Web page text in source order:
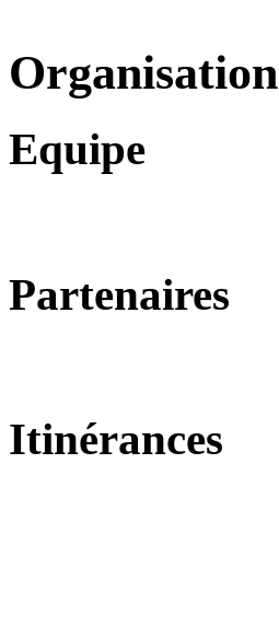
Organisation
Equipe
Partenaires
Itinérances